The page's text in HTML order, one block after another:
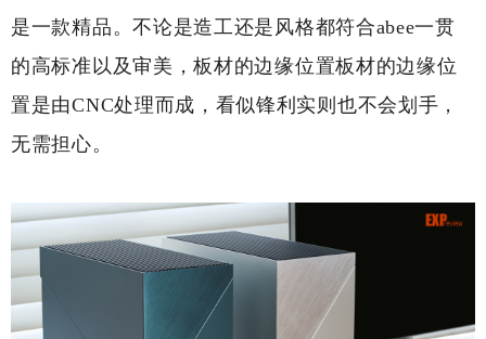
是一款精品。不论是造工还是风格都符合abee一贯
的高标准以及审美，板材的边缘位置板材的边缘位
置是由CNC处理而成，看似锋利实则也不会划手，
无需担心。